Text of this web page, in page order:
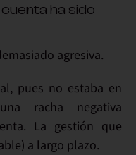
ha sido
agresiva.
, pues no estaba en
racha negativa
La gestión que
a largo plazo.